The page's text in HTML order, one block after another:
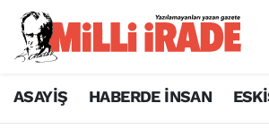
ASAYİŞ HABERDE İNSAN